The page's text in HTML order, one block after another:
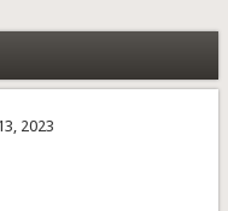
2023